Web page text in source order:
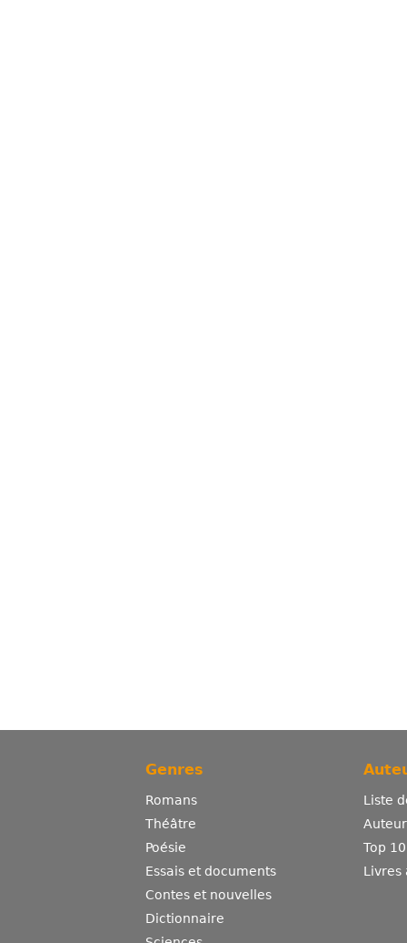
Genres
Romans
Théâtre
Poésie
Essais et documents
Contes et nouvelles
Dictionnaire
Liste
Top
Livres